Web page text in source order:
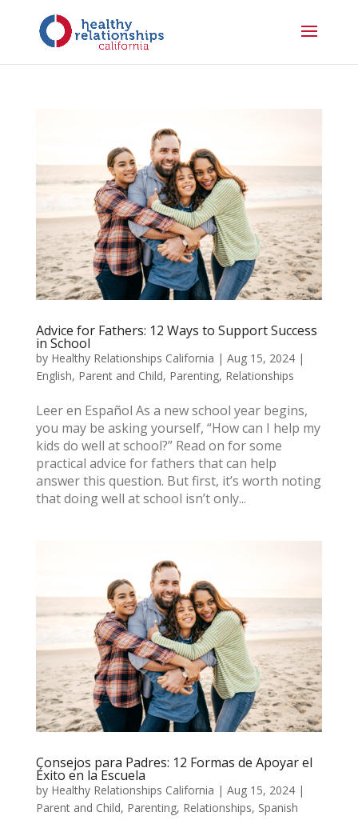
Advice for Fathers: 12 Ways to Support Success
in School
by Healthy Relationships California | Aug 15, 2024|
English, Parent and Child, Parenting, Relationships
Leer en Español As a new school year begins,
you may be asking yourself, “How can I help my
kids do well at school?” Read on for some
practical advice for fathers that can help
answer this question. But first, it’s worth noting
that doing well at school isn’t only...
Consejos para Padres: 12 Formas de Apoyar el
Éxito en la Escuela
by Healthy Relationships California | Aug 15, 2024|
Parent and Child, Parenting, Relationships, Spanish